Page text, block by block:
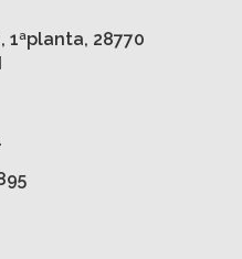
1ªplanta, 28770